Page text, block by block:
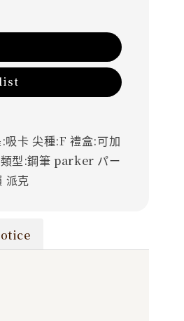
:吸卡尖種:F禮盒:可加
類型:鋼筆 parker パー
派克